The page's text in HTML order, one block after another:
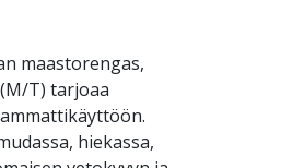
maastorengas,
T) tarjoaa
hiekassa,